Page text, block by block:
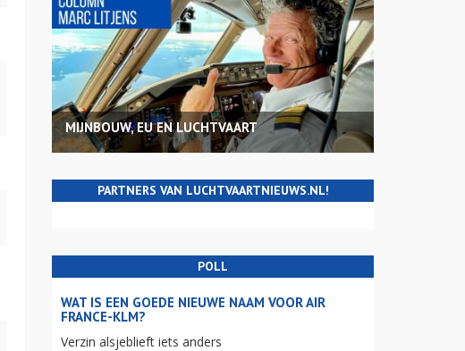
MIJNBOUW, EU EN LUCHTVAART
PARTNERS VAN LUCHTVAARTNIEUWS.NL!
POLL
WAT IS EEN GOEDE NIEUWE NAAM VOOR AIR
FRANCE-KLM?
Verzin alsjeblieft iets anders